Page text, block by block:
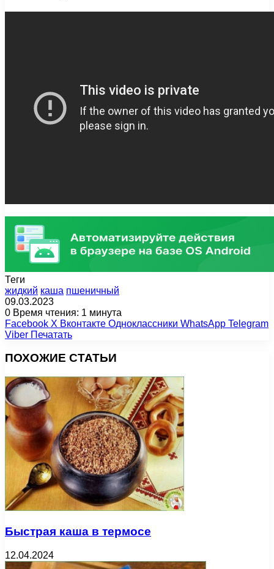
Теги
жидкий каша пшеничный
09.03.2023
0 Время чтения: 1 минута
Facebook X Вконтакте Одноклассники WhatsApp Telegram
Viber Печатать
ПОХОЖИЕ СТАТЬИ
Быстрая каша в термосе
12.04.2024